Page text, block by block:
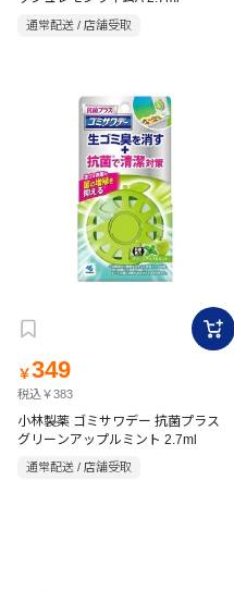
通常配送 / 店舗受取
￥349
税込￥383
小林製薬 ゴミサワデー 抗菌プラス
グリーンアップルミント 2.7ml
通常配送 / 店舗受取